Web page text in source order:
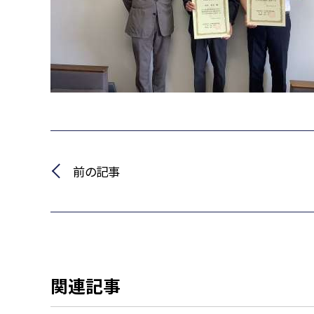
前の記事
関連記事